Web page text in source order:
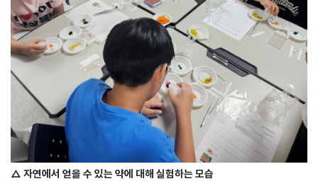
△ 자연에서 얻을 수 있는 약에 대해 실험하는 모습